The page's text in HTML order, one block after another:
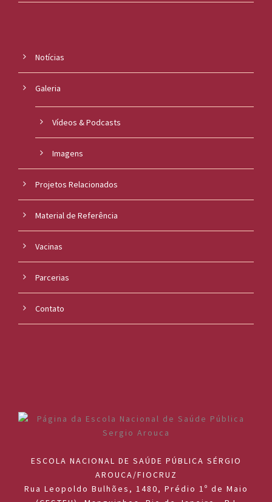
Notícias
Galeria
Vídeos & Podcasts
Imagens
Projetos Relacionados
Material de Referência
Vacinas
Parcerias
Contato
ESCOLA NACIONAL DE SAÚDE PÚBLICA SÉRGIO
AROUCA/FIOCRUZ
Rua Leopoldo Bulhões, 1480, Prédio 1º de Maio